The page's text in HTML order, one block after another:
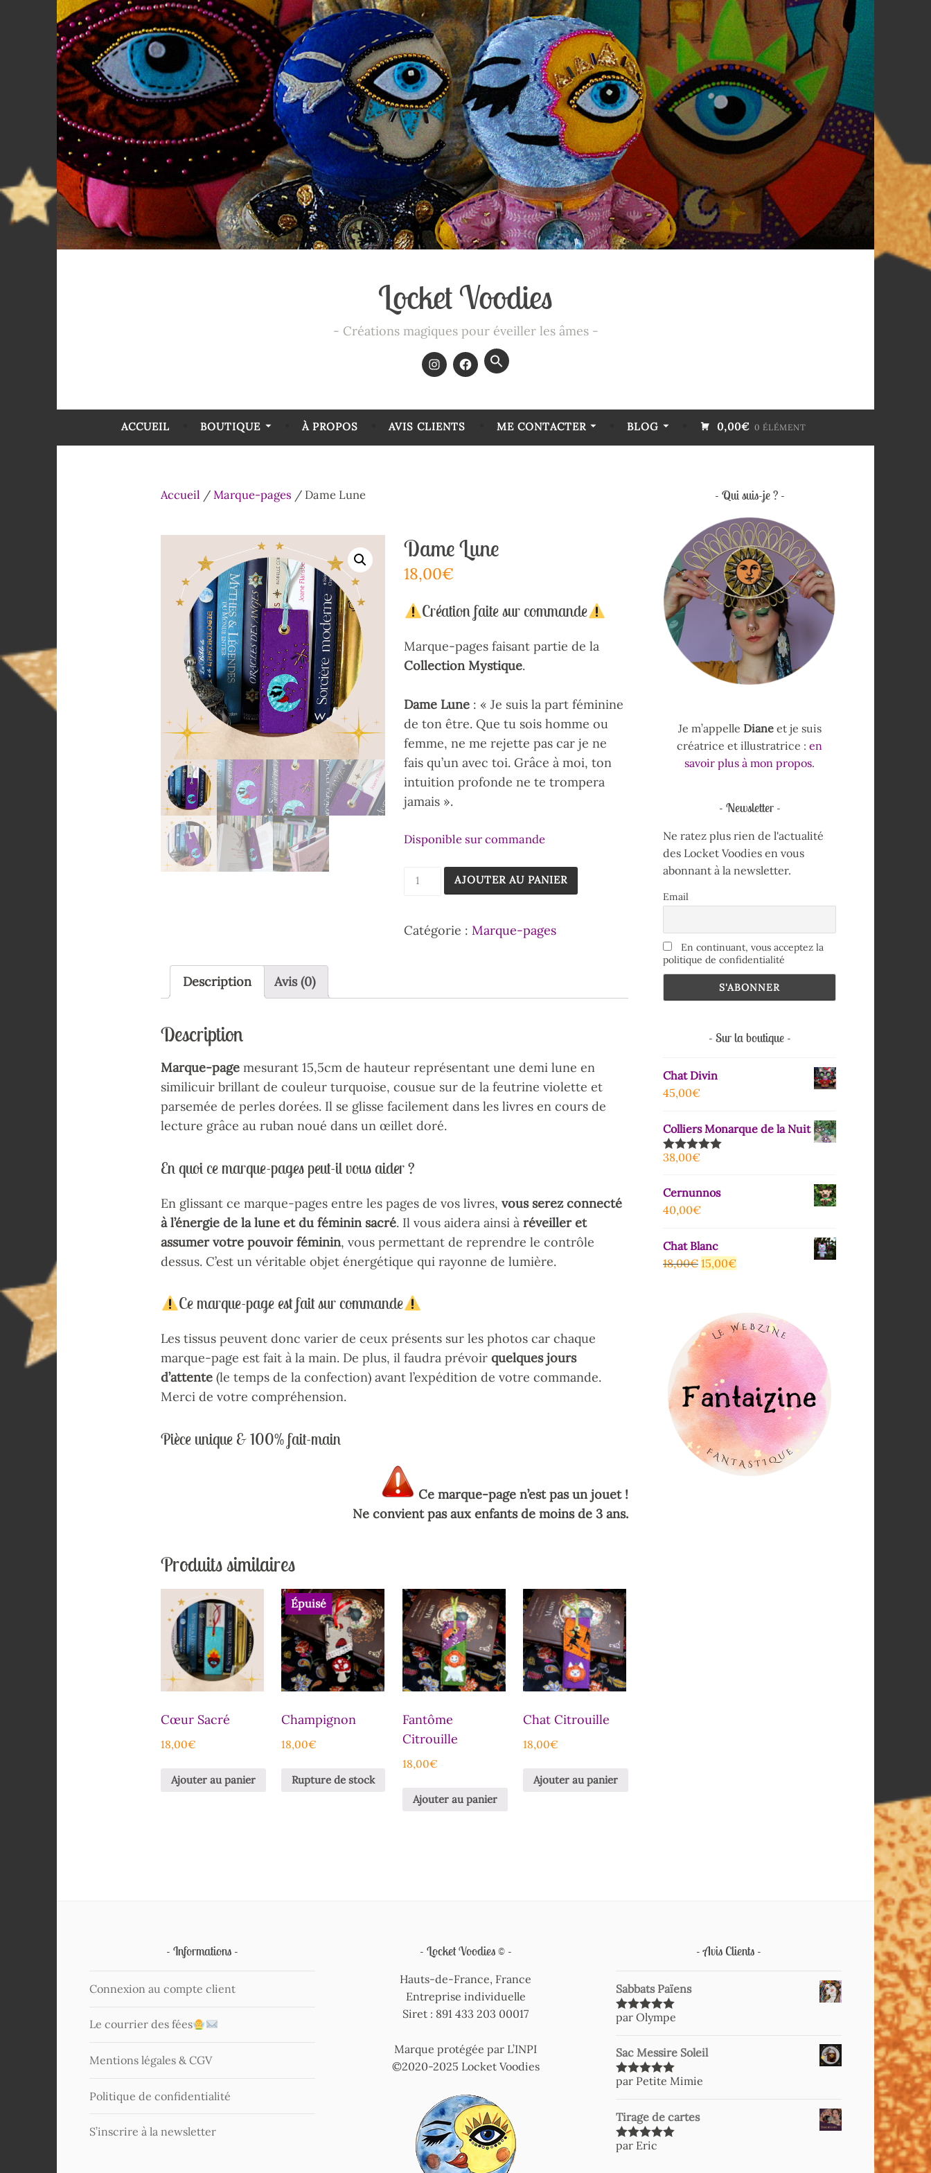
Locket Voodies
Créations magiques pour éveiller les âmes
Search
ACCUEIL BOUTIQUE À PROPOS AVIS CLIENTS ME CONTACTER BLOG 0,00€ 0 ÉLÉMENT
Accueil /Marque-pages / Dame Lune
Dame Lune
18,00€
Création faite sur commande
Marque-pages faisant partie de la
Collection Mystique.
Dame Lune : « Je suis la part féminine
de ton être. Que tu sois homme ou
femme, ne me rejette pas car je ne
fais qu’un avec toi. Grâce à moi, ton
intuition profonde ne te trompera
jamais ».
Disponible sur commande
AJOUTER AU PANIER
Catégorie : Marque-pages
Description Avis (0)
Description
Marque-page mesurant 15,5cm de hauteur représentant une demi lune en
similicuir brillant de couleur turquoise, cousue sur de la feutrine violette et
parsemée de perles dorées. Il se glisse facilement dans les livres en cours de
lecture grâce au ruban noué dans un œillet doré.
En quoi ce marque-pages peut-il vous aider ?
En glissant ce marque-pages entre les pages de vos livres, vous serez connecté
à l’énergie de la lune et du féminin sacré. Il vous aidera ainsi à réveiller et
assumer votre pouvoir féminin, vous permettant de reprendre le contrôle
dessus. C’est un véritable objet énergétique qui rayonne de lumière.
Ce marque-page est fait sur commande
Les tissus peuvent donc varier de ceux présents sur les photos car chaque
marque-page est fait à la main. De plus, il faudra prévoir quelques jours
d’attente (le temps de la confection) avant l’expédition de votre commande.
Merci de votre compréhension.
Pièce unique & 100% fait-main
Ce marque-page n’est pas un jouet !
Ne convient pas aux enfants de moins de 3 ans.
Produits similaires
Cœur Sacré
18,00€
Ajouter au panier
Épuisé
Champignon
18,00€
Rupture de stock
Fantôme
Citrouille
18,00€
Ajouter au panier
Chat Citrouille
18,00€
Ajouter au panier
Qui suis-je ?
Je m’appelle Dianeet je suis
créatrice et illustratrice : en
savoir plus à mon propos.
Newsletter
Ne ratez plus rien de l'actualité
des Locket Voodies en vous
abonnant à la newsletter.
Email
En continuant, vous acceptez la
politique de confidentialité
Sur la boutique
Chat Divin
45,00€
Colliers Monarque de la Nuit
Note5.00
38,00€
Cernunnos
40,00€
Chat Blanc
18,00€ 15,00€
Informations
Connexion au compte client
Le courrier des fées
Mentions légales & CGV
Politique de confidentialité
S’inscrire à la newsletter
Locket Voodies ©
Hauts-de-France, France
Entreprise individuelle
Siret : 891 433 203 00017
Marque protégée par L’INPI
©2020-2025 Locket Voodies
Avis Clients
Sabbats Païens
Note5sur
par Olympe
Sac Messire Soleil
Note5sur
par Petite Mimie
Tirage de cartes
Note5sur
par Eric